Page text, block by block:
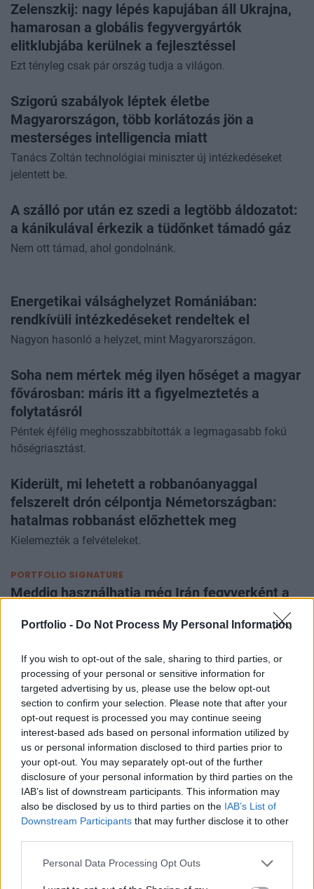
Portfolio - Do Not Process My Personal Information
If you wish to opt-out of the sale, sharing to third parties, or
processing of your personal or sensitive information for
targeted advertising by us, please use the below opt-out
section to confirm your selection. Please note that after your
opt-out request is processed you may continue seeing
interest-based ads based on personal information utilized by
us or personal information disclosed to third parties prior to
your opt-out. You may separately opt-out of the further
disclosure of your personal information by third parties on the
IAB’s list of downstream participants. This information may
also be disclosed by us to third parties on the IAB’s List of
Downstream Participants that may further disclose it to other
Personal Data Processing Opt Outs
Zelenszkij: nagy lépés kapujában áll Ukrajna,
hamarosan a globális fegyvergyártók
elitklubjába kerülnek a fejlesztéssel
Ezt tényleg csak pár ország tudja a világon.
Szigorú szabályok léptek életbe
Magyarországon, több korlátozás jön a
mesterséges intelligencia miatt
Tanács Zoltán technológiai miniszter új intézkedéseket
jelentett be.
A szálló por után ez szedi a legtöbb áldozatot:
a kánikulával érkezik a tüdőnket támadó gáz
Nem ott támad, ahol gondolnánk.
Energetikai válsághelyzet Romániában:
rendkívüli intézkedéseket rendeltek el
Nagyon hasonló a helyzet, mint Magyarországon.
Soha nem mértek még ilyen hőséget a magyar
fővárosban: máris itt a figyelmeztetés a
folytatásról
Péntek éjfélig meghosszabbították a legmagasabb fokú
hőségriasztást.
Kiderült, mi lehetett a robbanóanyaggal
felszerelt drón célpontja Németországban:
hatalmas robbanást előzhettek meg
Kielemezték a felvételeket.
PORTFOLIO SIGNATURE
Meddig használhatja még Irán fegyverként a
Hosszabb ideig, mint ahogy a világ reméli – az Economist
Jó irányba indult, most jöhet a finomhangolás
- Érdemes újra nyitni a magyar ESG-
szabályozást?
6 pont, ahol beavatkozásra lehet szükség.
Nagy roham indult a magyar boltokban
az ásványvízekért – vallott a főtitkár a
készletekről